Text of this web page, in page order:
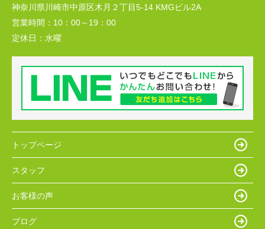
神奈川県川崎市中原区木月２丁目5-14 KMGビル2A
営業時間： 10：00～19：00
定休日： 水曜
トップページ
スタッフ
お客様の声
ブログ